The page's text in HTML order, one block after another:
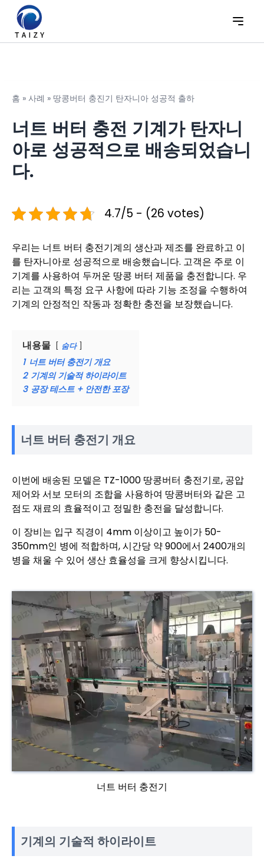
홈 » 사례 » 땅콩버터 충진기 탄자니아 성공적 출하
너트 버터 충전 기계가 탄자니
아로 성공적으로 배송되었습니
다.
4.7/5 - (26 votes)
우리는 너트 버터 충전기계의 생산과 제조를 완료하고 이
를 탄자니아로 성공적으로 배송했습니다. 고객은 주로 이
기계를 사용하여 두꺼운 땅콩 버터 제품을 충전합니다. 우
리는 고객의 특정 요구 사항에 따라 기능 조정을 수행하여
기계의 안정적인 작동과 정확한 충전을 보장했습니다.
내용물 숨다
1 너트 버터 충전기 개요
2 기계의 기술적 하이라이트
3 공장 테스트 + 안전한 포장
너트 버터 충전기 개요
이번에 배송된 모델은 TZ-1000 땅콩버터 충전기로, 공압
제어와 서보 모터의 조합을 사용하여 땅콩버터와 같은 고
점도 재료의 효율적이고 정밀한 충전을 달성합니다.
이 장비는 입구 직경이 4mm 이상이고 높이가 50-
350mm인 병에 적합하며, 시간당 약 900에서 2400개의
병을 채울 수 있어 생산 효율성을 크게 향상시킵니다.
너트 버터 충전기
기계의 기술적 하이라이트